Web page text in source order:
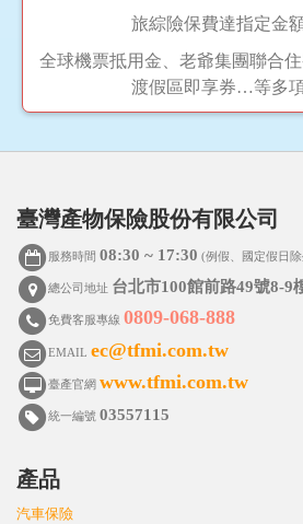
旅綜險保費達指定金
全球機票抵用金、老爺集團聯合
渡假區即享券…等多項
臺灣產物保險股份有限公司
服務時間08:30 ~ 17:30 (例假、國定假日
總公司地址 台北市100館前路49號8-9
免費客服專線0809-068-888
EMAILec@tfmi.com.tw
臺產官網www.tfmi.com.tw
統一編號03557115
產品
汽車保險